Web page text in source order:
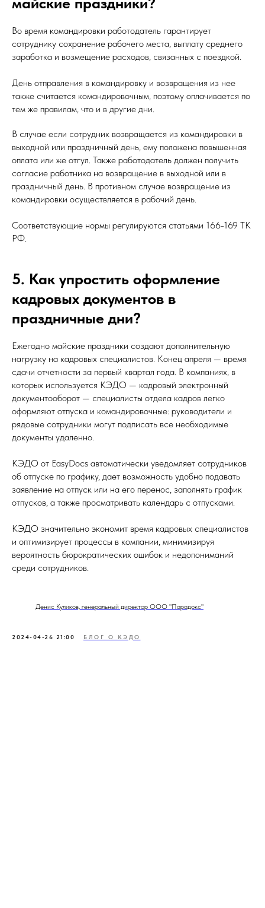
Во время командировки работодатель гарантирует
сотруднику сохранение рабочего места, выплату среднего
заработка и возмещение расходов, связанных с поездкой.
День отправления в командировку и возвращения из нее
также считается командировочным, поэтому оплачивается по
тем же правилам, что и в другие дни.
В случае если сотрудник возвращается из командировки в
выходной или праздничный день, ему положена повышенная
оплата или же отгул. Также работодатель должен получить
согласие работника на возвращение в выходной или в
праздничный день. В противном случае возвращение из
командировки осуществляется в рабочий день.
Соответствующие нормы регулируются статьями 166-169 ТК
РФ.
5. Как упростить оформление
кадровых документов в
праздничные дни?
Ежегодно майские праздники создают дополнительную
нагрузку на кадровых специалистов. Конец апреля — время
сдачи отчетности за первый квартал года. В компаниях, в
которых используется КЭДО — кадровый электронный
документооборот — специалисты отдела кадров легко
оформляют отпуска и командировочные: руководители и
рядовые сотрудники могут подписать все необходимые
документы удаленно.
КЭДО от EasyDocs автоматически уведомляет сотрудников
об отпуске по графику, дает возможность удобно подавать
заявление на отпуск или на его перенос, заполнять график
отпусков, а также просматривать календарь с отпусками.
КЭДО значительно экономит время кадровых специалистов
и оптимизирует процессы в компании, минимизируя
вероятность бюрократических ошибок и недопониманий
среди сотрудников.
Денис Куликов, генеральный директор ООО "Парадокс"
2024-04-26 21:00 БЛОГ О КЭДО